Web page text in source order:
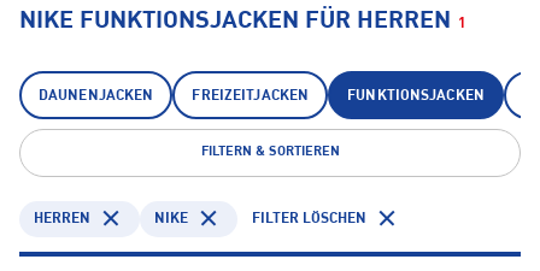
NIKE FUNKTIONSJACKEN FÜR HERREN 1
DAUNENJACKEN FREIZEITJACKEN FUNKTIONSJACKEN
FILTERN & SORTIEREN
HERREN NIKE FILTER LÖSCHEN